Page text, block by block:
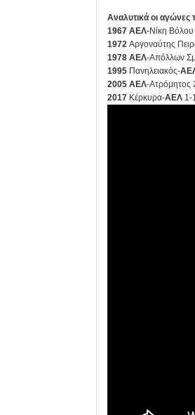
Αναλυτικά οι αγώνες
1967 ΑΕΛ-Νίκη Βόλου
1972 Αργοναύτης
1978 ΑΕΛ-Απόλλων
1995 Πανηλειακός-
2005 ΑΕΛ-Ατρόμητος
2017 Κέρκυρα-ΑΕΛ 1-